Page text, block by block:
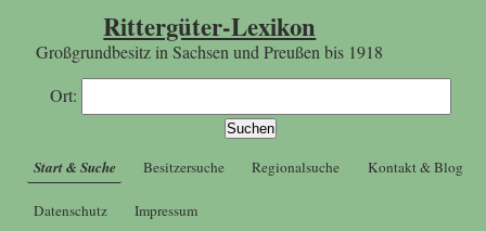
Rittergüter-Lexikon
Großgrundbesitz in Sachsen und Preußen bis 1918
Ort:
Start & Suche Besitzersuche Regionalsuche Kontakt & Blog
Datenschutz Impressum